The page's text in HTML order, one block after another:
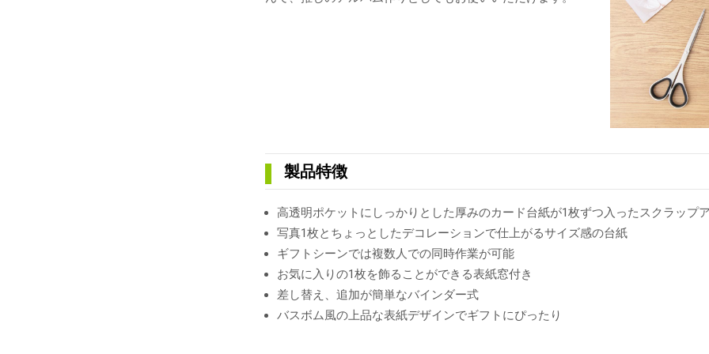
製品特徴
高透明ポケットにしっかりとした厚みのカード台紙が1枚ずつ入ったスクラップ
写真1枚とちょっとしたデコレーションで仕上がるサイズ感の台紙
ギフトシーンでは複数人での同時作業が可能
お気に入りの1枚を飾ることができる表紙窓付き
差し替え、追加が簡単なバインダー式
バスボム風の上品な表紙デザインでギフトにぴったり